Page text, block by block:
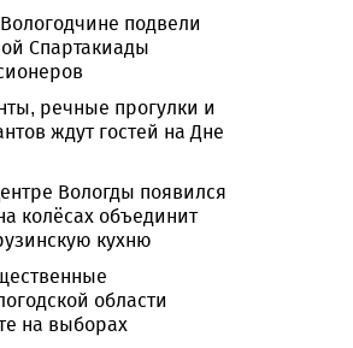
подвели
Спартакиады
речные прогулки и
ждут гостей на Дне
Вологды появился
колёсах объединит
кухню
области
на выборах